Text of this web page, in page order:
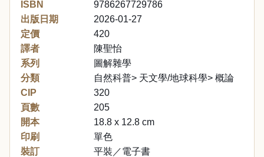
ISBN
9786267729786
出版日期
2026-01-27
定價
420
譯者
陳聖怡
系列
圖解雜學
分類
自然科普> 天文學/地球科學> 概論
CIP
320
頁數
205
開本
18.8 x 12.8 cm
印刷
單色
裝訂
平裝／電子書